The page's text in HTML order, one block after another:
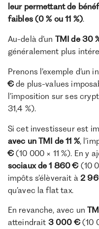
leur permettant de
faibles (0 % ou 11 %).
Au-delà d’un TMI de 30
généralement plus
Prenons l’exemple
€de plus-values
l’imposition sur ses
31,4 %).
Si cet investisseur est
avec un TMI de 11 %,
€(10 000 × 11 %). En y
sociaux de 1 860 €(10
impôts s’élèverait à 2
qu’avec la flat tax.
En revanche, avec un
atteindrait 3 000 €(10